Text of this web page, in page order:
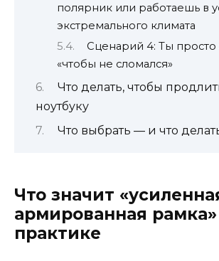
полярник или работаешь в
экстремального климата
Сценарий 4: Ты
«чтобы не сломался»
Что делать, чтобы
ноутбуку
Что выбрать — и что
Что значит
армированная
практике